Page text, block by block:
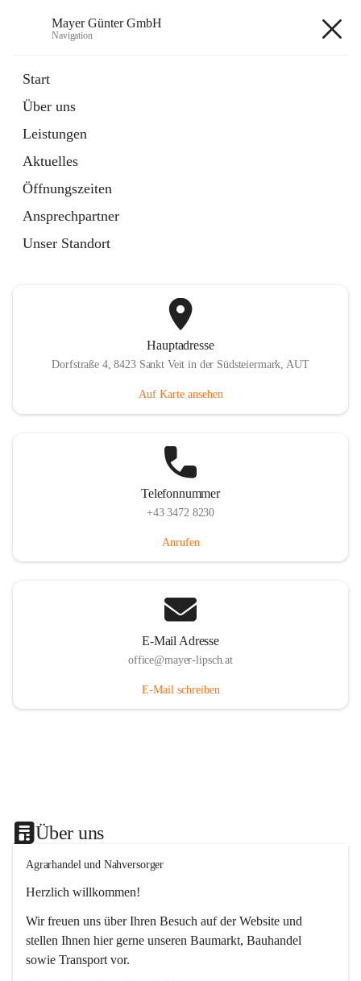
Mayer Günter GmbH
Navigation
Start
Über uns
Leistungen
Aktuelles
Öffnungszeiten
Ansprechpartner
Unser Standort
Artikel
in
Tab
TRANSPORTE
Artikel
öffnet
in
neuem
Tab
Hauptadresse
Dorfstraße 4, 8423 Sankt Veit in der Südsteiermark, AUT
Auf Karte ansehen
Telefonnummer
+43 3472 8230
Anrufen
E-Mail Adresse
office@mayer-lipsch.at
E-Mail schreiben
Über uns
Agrarhandel und Nahversorger
Herzlich willkommen!
Wir freuen uns über Ihren Besuch auf der Website und
stellen Ihnen hier gerne unseren Baumarkt, Bauhandel
sowie Transport vor.